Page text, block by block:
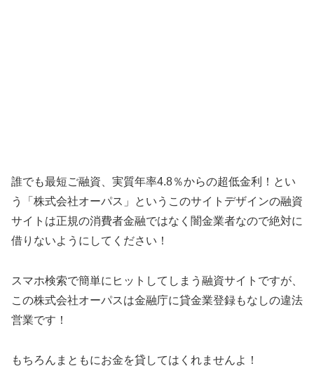
誰でも最短ご融資、実質年率4.8％からの超低金利！ とい
う「 株式会社オーパス 」というこのサイトデザインの融資
サイトは正規の消費者金融ではなく闇金業者なので絶対に
借りないようにしてください！
スマホ検索で簡単にヒットしてしまう融資サイトですが、
この株式会社オーパスは金融庁に貸金業登録もなしの違法
営業です！
もちろんまともにお金を貸してはくれませんよ！